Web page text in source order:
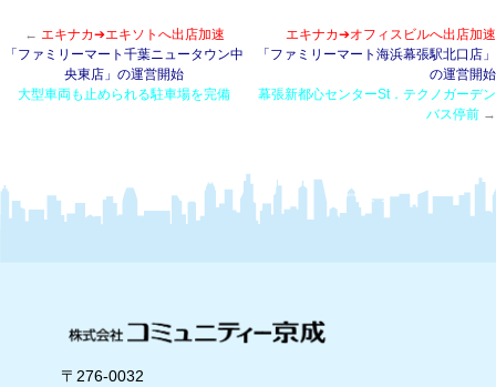
← エキナカ➔エキソトへ出店加速
「ファミリーマート千葉ニュータウン中
央東店」の運営開始
大型車両も止められる駐車場を完備
エキナカ➔オフィスビルへ出店加速
「ファミリーマート海浜幕張駅北口店」
の運営開始
幕張新都心センターSt．テクノガーデン
バス停前 →
〒276-0032